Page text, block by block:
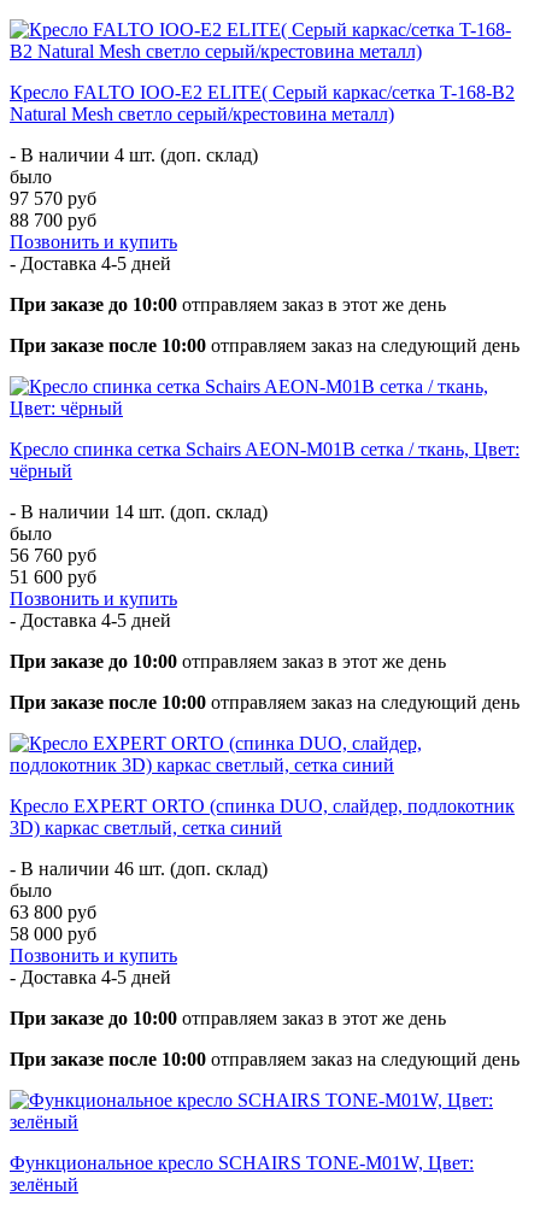
Кресло FALTO IOO-E2 ELITE( Серый каркас/сетка T-168-B2
Natural Mesh светло серый/крестовина металл)
- В наличии 4 шт. (доп. склад)
было
97 570 руб
88 700 руб
Позвонить и купить
- Доставка 4-5 дней
При заказе до 10:00 отправляем заказ в этот же день
При заказе после 10:00 отправляем заказ на следующий день
Кресло спинка сетка Schairs AEON-М01В сетка / ткань, Цвет:
чёрный
- В наличии 14 шт. (доп. склад)
было
56 760 руб
51 600 руб
Позвонить и купить
- Доставка 4-5 дней
При заказе до 10:00 отправляем заказ в этот же день
При заказе после 10:00 отправляем заказ на следующий день
Кресло EXPERT ORTO (спинка DUO, слайдер, подлокотник
3D) каркас светлый, сетка синий
- В наличии 46 шт. (доп. склад)
было
63 800 руб
58 000 руб
Позвонить и купить
- Доставка 4-5 дней
При заказе до 10:00 отправляем заказ в этот же день
При заказе после 10:00 отправляем заказ на следующий день
Функциональное кресло SCHAIRS TONE-M01W, Цвет:
зелёный